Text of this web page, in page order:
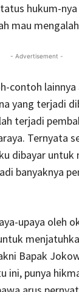
hukum-
mau
- Advertisement -
contoh lainnya
yang terjadi
terjadi
Ternyata
dibayar untuk
banyaknya
upaya oleh
Bapak
ini, punya